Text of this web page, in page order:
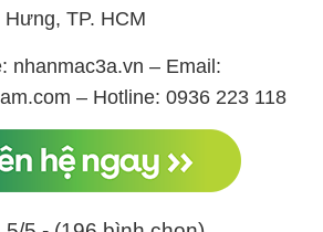
Hưng, TP. HCM
nhanmac3a.vn – Email:
– Hotline: 0936 223 118